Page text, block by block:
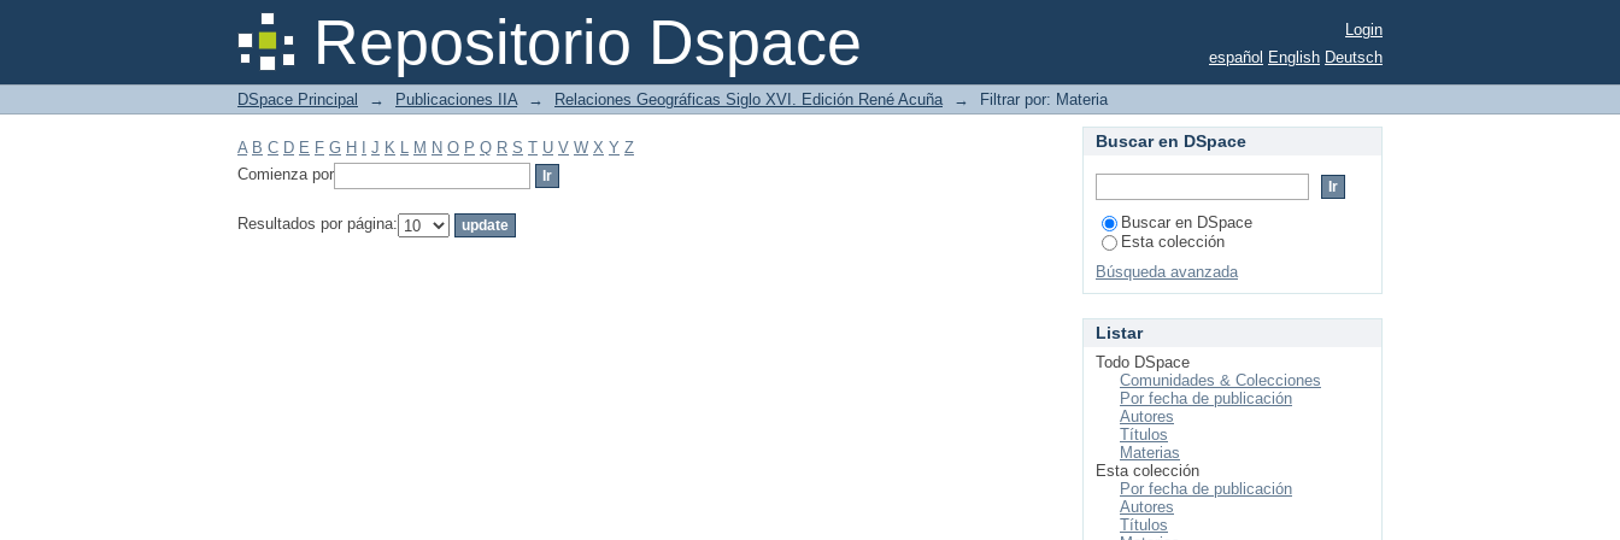
Repositorio Dspace
Filtrar por: Materia
Login
español English Deutsch
DSpace Principal → Publicaciones IIA → Relaciones Geográficas Siglo XVI. Edición René Acuña → Filtrar por: Materia
A B C D E F G H J K L M N O P Q R S T U V W X Y Z
Comienza por
Resultados por página:
Buscar en DSpace
Buscar en DSpace
Esta colección
Búsqueda avanzada
Listar
Todo DSpace
Comunidades & Colecciones
Por fecha de publicación
Autores
Títulos
Materias
Esta colección
Por fecha de publicación
Autores
Títulos